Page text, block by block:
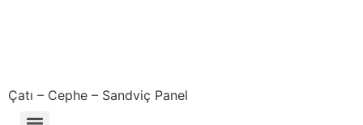
Çatı – Cephe – Sandviç Panel